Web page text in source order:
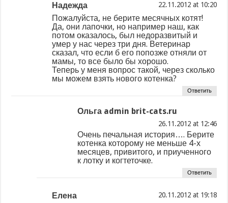
Надежда at
Пожалуйста, не берите месячных котят!
Да, они лапочки, но например наш, как
потом оказалось, был недоразвитый и
умер у нас через три дня. Ветеринар
сказал, что если б его попозже отняли от
мамы, то все было бы хорошо.
Теперь у меня вопрос такой, через сколько
мы можем взять нового котенка?
Ответить
Ольга admin brit-cats.ru
at
Очень печальная история…. Берите
котенка которому не меньше 4-х
месяцев, привитого, и приученного
к лотку и когтеточке.
Ответить
Елена at